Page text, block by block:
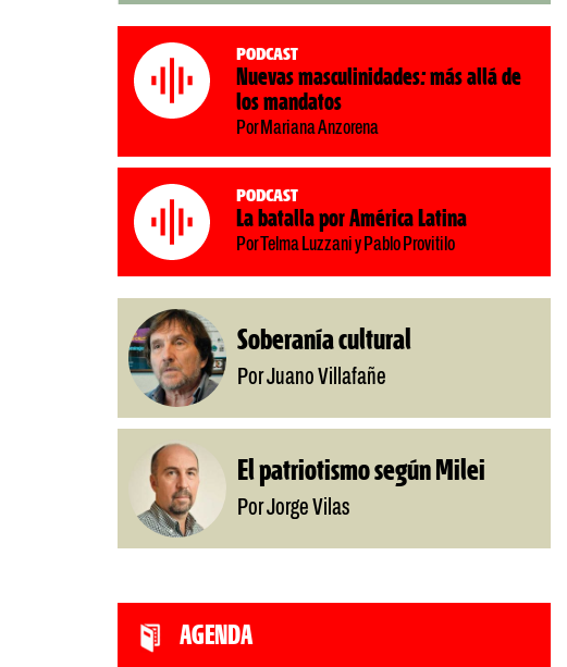
Podcast
Nuevas masculinidades: más allá de
los mandatos
Por Mariana Anzorena
Podcast
La batalla por América Latina
Por Telma Luzzani y Pablo Provitilo
Soberanía cultural
Por Juano Villafañe
El patriotismo según Milei
Por Jorge Vilas
AGENDA